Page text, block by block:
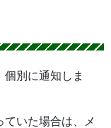
別に通知しま
いた場合は、メ